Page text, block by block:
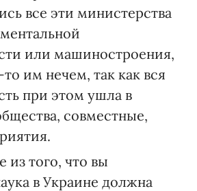
все эти министерства
или машиностроения,
им нечем, так как вся
при этом ушла в
совместные,
того, что вы
в Украине должна